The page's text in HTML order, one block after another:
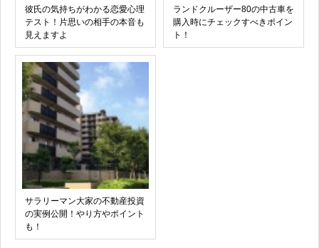
彼氏の気持ちがわかる恋愛心理
テスト！片思いの相手の本音も
見えますよ
ランドクルーザー80の中古車を
購入時にチェックすべきポイン
ト！
サラリーマン大家の不動産投資
の実例公開！やり方やポイント
も！